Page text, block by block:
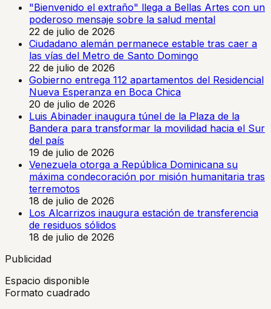
"Bienvenido el extraño" llega a Bellas Artes con un
poderoso mensaje sobre la salud mental
22 de julio de 2026
Ciudadano alemán permanece estable tras caer a
las vías del Metro de Santo Domingo
22 de julio de 2026
Gobierno entrega 112 apartamentos del Residencial
Nueva Esperanza en Boca Chica
20 de julio de 2026
Luis Abinader inaugura túnel de la Plaza de la
Bandera para transformar la movilidad hacia el Sur
del país
19 de julio de 2026
Venezuela otorga a República Dominicana su
máxima condecoración por misión humanitaria tras
terremotos
18 de julio de 2026
Los Alcarrizos inaugura estación de transferencia
de residuos sólidos
18 de julio de 2026
Publicidad
Espacio disponible
Formato cuadrado